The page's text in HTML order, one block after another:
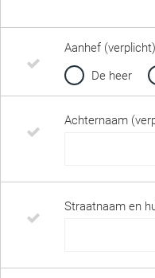
Aanhef (verplicht)
De heer
Achternaam
Straatnaam en